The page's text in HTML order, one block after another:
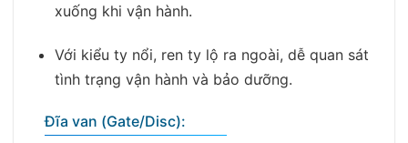
xuống khi vận hành.
Với kiểu ty nổi, ren ty lộ ra ngoài, dễ quan sát
tình trạng vận hành và bảo dưỡng.
Đĩa van (Gate/Disc):